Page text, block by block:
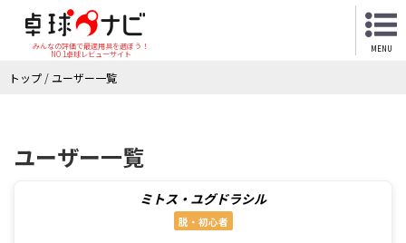
みんなの評価で最適用具を選ぼう！
NO.1卓球レビューサイト
MENU
トップ / ユーザー一覧
ユーザー一覧
ミトス・ユグドラシル
脱・初心者